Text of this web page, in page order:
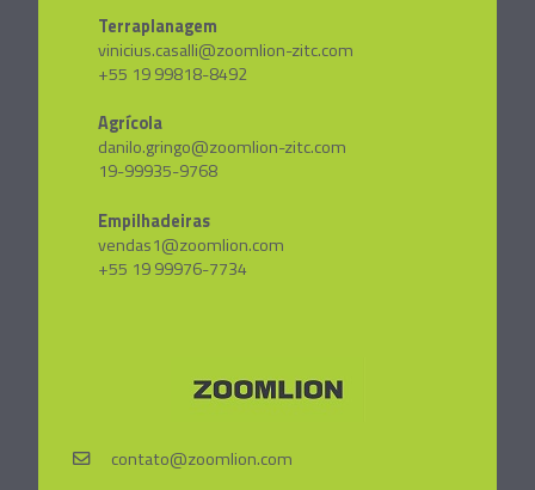
Terraplanagem
vinicius.casalli@zoomlion-zitc.com
+55 19 99818-8492
Agrícola
danilo.gringo@zoomlion-zitc.com
19-99935-9768
Empilhadeiras
vendas1@zoomlion.com
+55 19 99976-7734
contato@zoomlion.com